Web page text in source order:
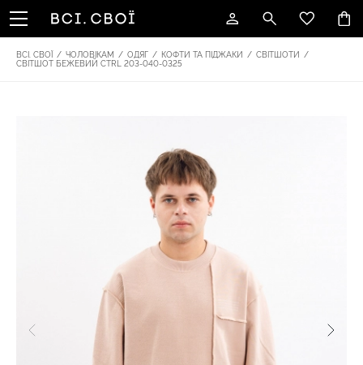
ВСІ. СВОЇ / ЧОЛОВІКАМ / ОДЯГ / КОФТИ ТА ПІДЖАКИ / СВІТШОТИ
/
СВІТШОТ БЕЖЕВИЙ CTRL 203-040-0325